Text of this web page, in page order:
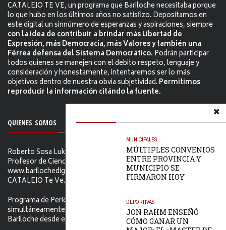
MUNICIPALES
MÚLTIPLES CONVENIOS
ENTRE PROVINCIA Y
MUNICIPIO SE
FIRMARON HOY
DEPORTIVAS
JON RAHM ENSEÑÓ
CÓMO GANAR UN
CATALEJO TE VE, un programa que Bariloche necesitaba porque
lo que hubo en los últimos años no satisfizo. Depositamos en
este digital un sinnúmero de esperanzas y aspiraciones, siempre
con la idea de contribuir a brindar más Libertad de
Expresión, más Democracia, más Valores y también una
Férrea defensa del Sistema Democrático. Podrán participar
todos quienes se manejen con el debito respeto, lenguaje y
consideración y honestamente, intentaremos ser lo más
objetivos dentro de nuestra obvia subjetividad. Permitimos
reproducir la información citándo la fuente.
QUIENES SOMOS
Roberto Sosa Lukam Periodista, Martillero Público Nacional,
Profesor de Ciencias Sociales, Editor de
www.barilochedigital.com y Conductor y Productor de EL
CATALEJO Te Ve.
Programa de Periodismo Político que se difunde
simultáneamente en ambos Video-cables de San Carlos de
Bariloche desde el primer jueves de Febrero de 2006.